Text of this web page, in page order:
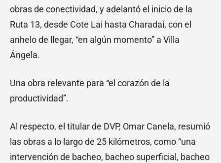
obras de conectividad, y adelantó el inicio de la
Ruta 13, desde Cote Lai hasta Charadai, con el
anhelo de llegar, “en algún momento” a Villa
Ángela.
Una obra relevante para “el corazón de la
productividad”.
Al respecto, el titular de DVP, Omar Canela, resumió
las obras a lo largo de 25 kilómetros, como “una
intervención de bacheo, bacheo superficial, bacheo